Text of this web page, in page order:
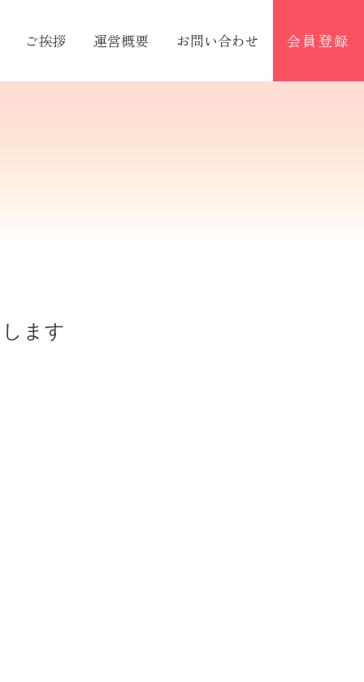
ご挨拶 運営概要 お問い合わせ 会員登録
ます